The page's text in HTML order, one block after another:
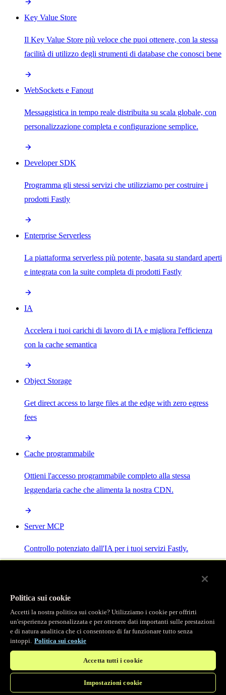
Key Value Store
Il Key Value Store più veloce che puoi ottenere, con la stessa
facilità di utilizzo degli strumenti di database che conosci bene
WebSockets e Fanout
Messaggistica in tempo reale distribuita su scala globale, con
personalizzazione completa e configurazione semplice.
Developer SDK
Programma gli stessi servizi che utilizziamo per costruire i
prodotti Fastly
Enterprise Serverless
La piattaforma serverless più potente, basata su standard aperti
e integrata con la suite completa di prodotti Fastly
IA
Accelera i tuoi carichi di lavoro di IA e migliora l'efficienza
con la cache semantica
Object Storage
Get direct access to large files at the edge with zero egress
fees
Cache programmabile
Ottieni l'accesso programmabile completo alla stessa
leggendaria cache che alimenta la nostra CDN.
Server MCP
Controllo potenziato dall'IA per i tuoi servizi Fastly.
Main menu
/ Prodotti
Osservabilità
Logging in tempo reale
Politica sui cookie
Accetti la nostra politica sui cookie? Utilizziamo i cookie per offrirti
un'esperienza personalizzata e per ottenere dati importanti sulle prestazioni
e di natura analitica che ci consentono di far funzionare tutto senza
intoppi. Politica sui cookie
Accetta tutti i cookie
Impostazioni cookie